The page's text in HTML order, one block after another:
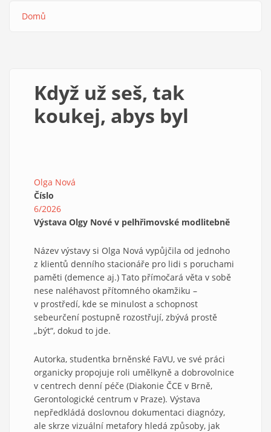
Domů
Když už seš, tak
koukej, abys byl
Olga Nová
Číslo
6/2026
Výstava Olgy Nové v pelhřimovské modlitebně
Název výstavy si Olga Nová vypůjčila od jednoho
z klientů denního stacionáře pro lidi s poruchami
paměti (demence aj.) Tato přímočará věta v sobě
nese naléhavost přítomného okamžiku –
v prostředí, kde se minulost a schopnost
sebeurčení postupně rozostřují, zbývá prostě
„být“, dokud to jde.
Autorka, studentka brněnské FaVU, ve své práci
organicky propojuje roli umělkyně a dobrovolnice
v centrech denní péče (Diakonie ČCE v Brně,
Gerontologické centrum v Praze). Výstava
nepředkládá doslovnou dokumentaci diagnózy,
ale skrze vizuální metafory hledá způsoby, jak